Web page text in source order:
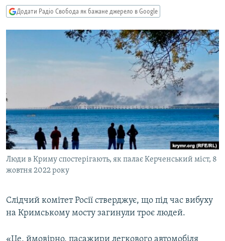
пошуку
ТИ ЯК?
КИТАЙ.ВИКЛИКИ
СПЕЦПРОЄКТИ
ПОДКАСТИ
КРИМ РЕАЛІЇ
РУС
КТАТ
Додати Радіо Свобода як бажане джерело в Google
Люди в Криму спостерігають, як палає Керченський міст, 8
жовтня 2022 року
Слідчий комітет Росії стверджує, що під час вибуху
на Кримському мосту загинули троє людей.